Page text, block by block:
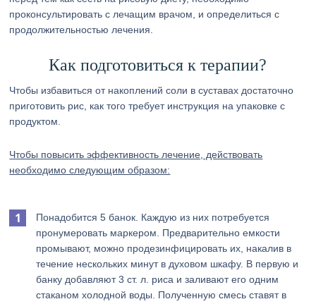
проконсультировать с лечащим врачом, и определиться с
продолжительностью лечения.
Как подготовиться к терапии?
Чтобы избавиться от накоплений соли в суставах достаточно
приготовить рис, как того требует инструкция на упаковке с
продуктом.
Чтобы повысить эффективность лечение, действовать
необходимо следующим образом:
Понадобится 5 банок. Каждую из них потребуется
пронумеровать маркером. Предварительно емкости
промывают, можно продезинфицировать их, накалив в
течение нескольких минут в духовом шкафу. В первую и
банку добавляют 3 ст. л. риса и заливают его одним
стаканом холодной воды. Полученную смесь ставят в